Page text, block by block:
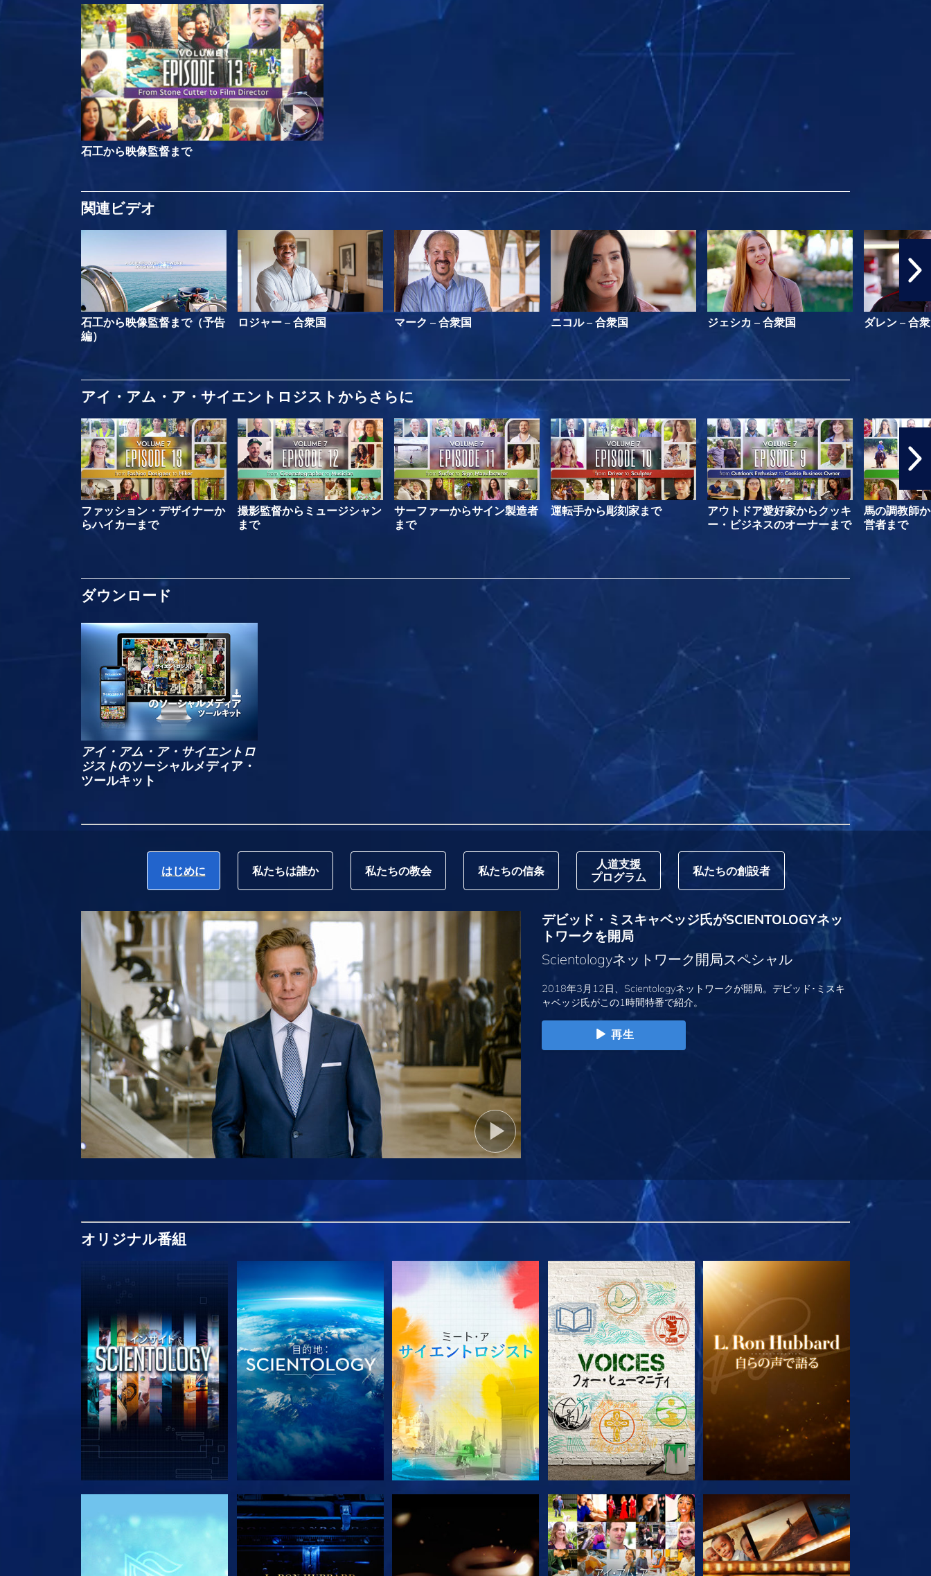
石工から映像監督まで
関連ビデオ
石工から映像監督まで（予告
編）
ロジャー – 合衆国 マーク – 合衆国 ニコル – 合衆国 ジェシカ – 合衆国 ダレン – 合
アイ・アム・ア・サイエントロジストからさらに
ファッション・デザイナーか
らハイカーまで
撮影監督からミュージシャン
まで
サーファーからサイン製造者
まで
運転手から彫刻家まで
アウトドア愛好家からクッキ
ー・ビジネスのオーナーまで
馬の調教師
営者まで
ダウンロード
アイ・アム・ア・サイエントロ
ジストのソーシャルメディア・
ツールキット
はじめに 私たちは誰か 私たちの教会 私たちの信条
人道支援
プログラム
私たちの創設者
デビッド・ミスキャベッジ氏がSCIENTOLOGYネッ
トワークを開局
Scientologyネットワーク開局スペシャル
2018年3月12日、Scientologyネットワークが開局。デビッド･ミスキ
ャベッジ氏がこの1時間特番で紹介。
再生
オリジナル番組
シリーズを探求 シリーズを探求 シリーズを探求 シリーズを探求